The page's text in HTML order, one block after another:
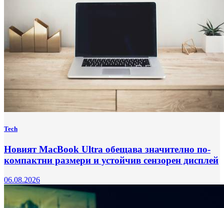
Tech
Новият MacBook Ultra обещава значително по-
компактни размери и устойчив сензорен дисплей
06.08.2026